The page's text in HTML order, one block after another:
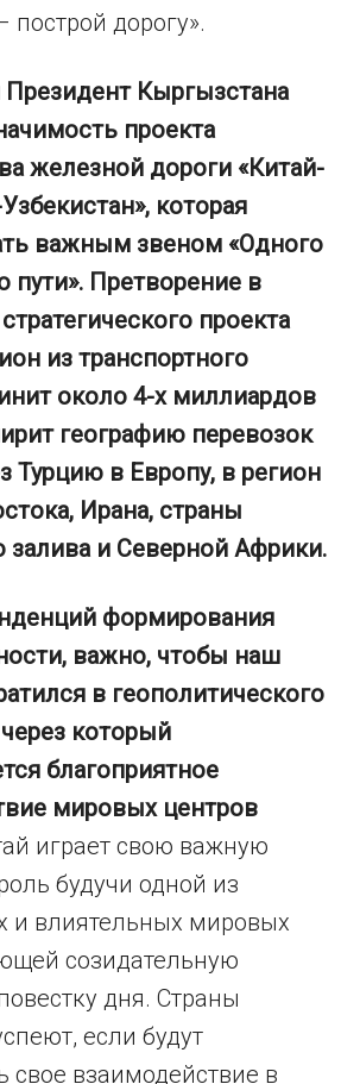
построй дорогу».
Президент Кыргызстана
проекта
железной дороги «Китай-
которая
важным звеном «Одного
пути». Претворение в
проекта
из транспортного
около 4-х миллиардов
географию перевозок
Турцию в Европу, в регион
Ирана, страны
залива и Северной Африки.
формирования
важно, чтобы наш
в геополитического
который
благоприятное
мировых центров
играет свою важную
будучи одной из
и влиятельных мировых
созидательную
дня. Страны
если будут
свое взаимодействие в